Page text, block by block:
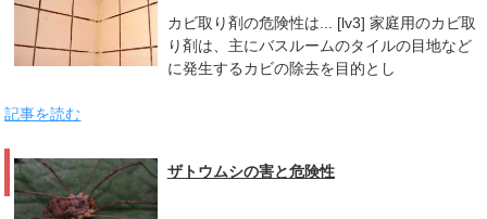
カビ取り剤の危険性は... [lv3] 家庭用のカビ取
り剤は、主にバスルームのタイルの目地など
に発生するカビの除去を目的とし
記事を読む
ザトウムシの害と危険性